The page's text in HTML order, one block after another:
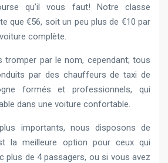
qu’il vous faut! Notre classe
que €56, soit un peu plus de €10 par
complète.
tromper par le nom, cependant; tous
par des chauffeurs de taxi de
formés et professionnels, qui
dans une voiture confortable.
importants, nous disposons de
la meilleure option pour ceux qui
plus de 4 passagers, ou si vous avez